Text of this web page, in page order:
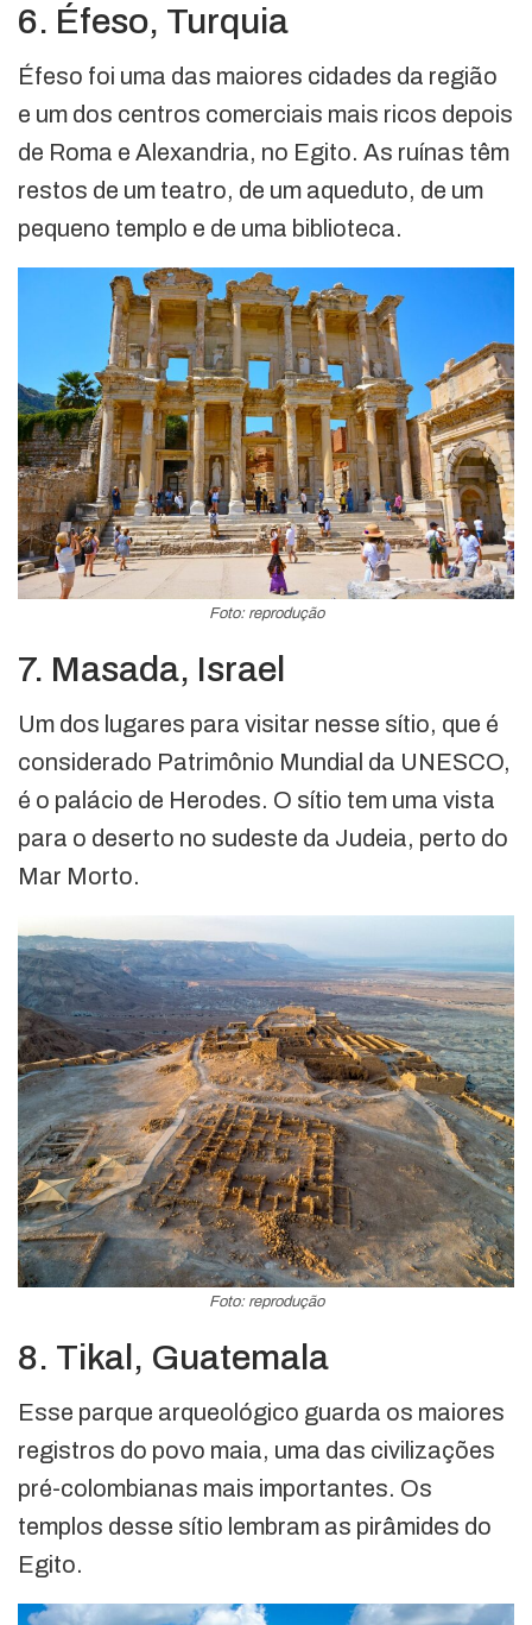
6. Éfeso, Turquia
Éfeso foi uma das maiores cidades da região
e um dos centros comerciais mais ricos depois
de Roma e Alexandria, no Egito. As ruínas têm
restos de um teatro, de um aqueduto, de um
pequeno templo e de uma biblioteca.
Foto: reprodução
7. Masada, Israel
Um dos lugares para visitar nesse sítio, que é
considerado Patrimônio Mundial da UNESCO,
é o palácio de Herodes. O sítio tem uma vista
para o deserto no sudeste da Judeia, perto do
Mar Morto.
Foto: reprodução
8. Tikal, Guatemala
Esse parque arqueológico guarda os maiores
registros do povo maia, uma das civilizações
pré-colombianas mais importantes. Os
templos desse sítio lembram as pirâmides do
Egito.